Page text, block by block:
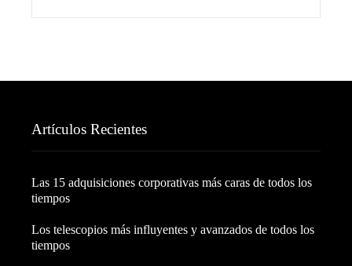
Artículos Recientes
Las 15 adquisiciones corporativas más caras de todos los
tiempos
Los telescopios más influyentes y avanzados de todos los
tiempos